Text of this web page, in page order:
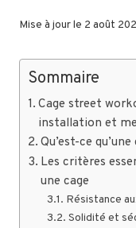
Mise à jour le 2 août
Sommaire
Cage street
installation et
Qu’est-ce
Les critères
une cage
Résistance
Solidité et